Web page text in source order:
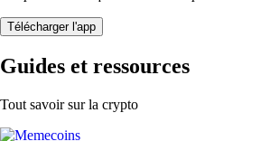
Télécharger l'app
Guides et ressources
Tout savoir sur la crypto